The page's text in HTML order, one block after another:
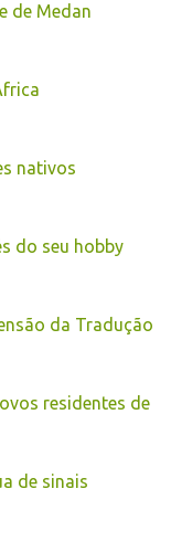
de Medan
nativos
do seu hobby
da Tradução
residentes de
de sinais